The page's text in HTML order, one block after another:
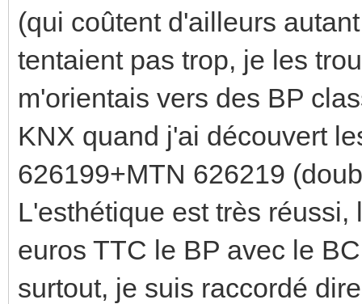
(qui coûtent d'ailleurs
tentaient pas trop, je les
m'orientais vers des BP
KNX quand j'ai découvert
626199+MTN 626219
L'esthétique est très
euros TTC le BP avec le
surtout, je suis raccordé